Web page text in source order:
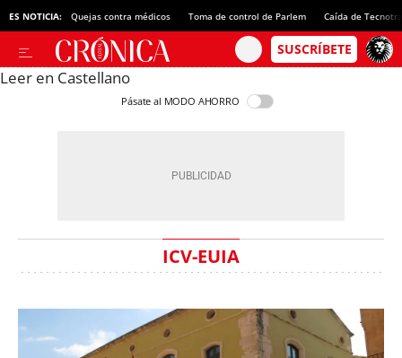
ES NOTICIA: Quejas contra médicos Toma de control de Parlem Caída de
Leer en Castellano
Pásate al MODO AHORRO
ICV-EUIA